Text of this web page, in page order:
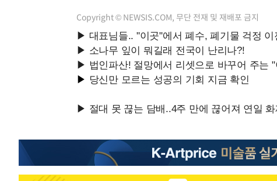
Copyright © NEWSIS.COM, 무단 전재 및 재배포 금지